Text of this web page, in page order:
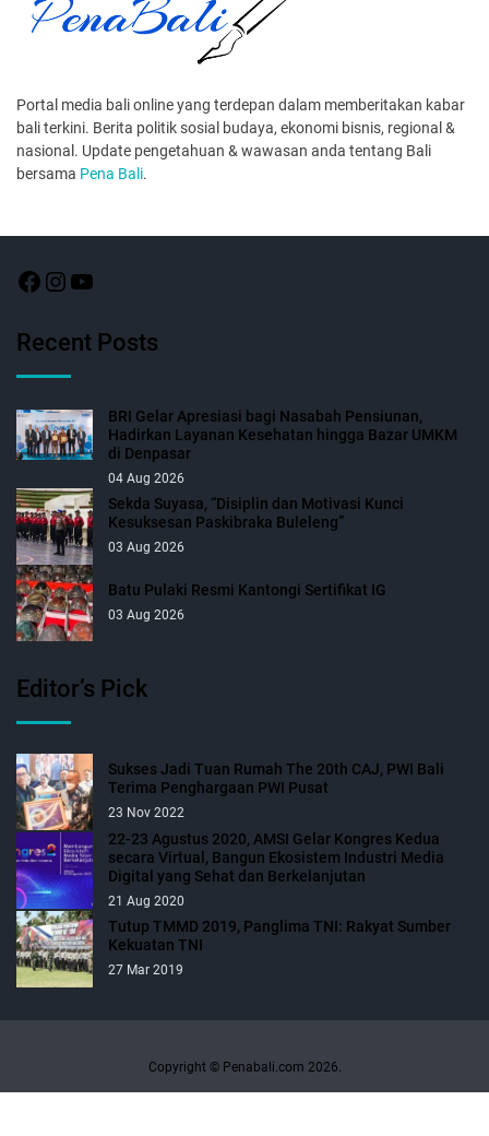
Portal media bali online yang terdepan dalam memberitakan kabar
bali terkini. Berita politik sosial budaya, ekonomi bisnis, regional &
nasional. Update pengetahuan & wawasan anda tentang Bali
bersama Pena Bali.
Recent Posts
BRI Gelar Apresiasi bagi Nasabah Pensiunan,
Hadirkan Layanan Kesehatan hingga Bazar UMKM
di Denpasar
04 Aug 2026
Sekda Suyasa, “Disiplin dan Motivasi Kunci
Kesuksesan Paskibraka Buleleng”
03 Aug 2026
Batu Pulaki Resmi Kantongi Sertifikat IG
03 Aug 2026
Editor’s Pick
Sukses Jadi Tuan Rumah The 20th CAJ, PWI Bali
Terima Penghargaan PWI Pusat
23 Nov 2022
22-23 Agustus 2020, AMSI Gelar Kongres Kedua
secara Virtual, Bangun Ekosistem Industri Media
Digital yang Sehat dan Berkelanjutan
21 Aug 2020
Tutup TMMD 2019, Panglima TNI: Rakyat Sumber
Kekuatan TNI
27 Mar 2019
Copyright © Penabali.com 2026.